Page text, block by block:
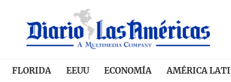
FLORIDA EEUU ECONOMÍA AMÉRICA